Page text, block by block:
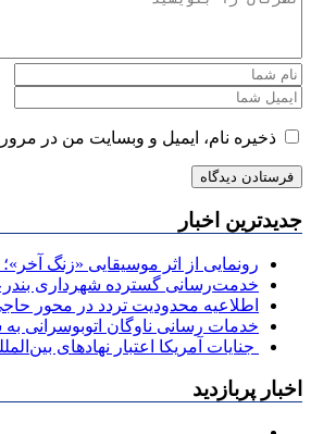
ذخیره نام، ایمیل و وبسایت من در
جدیدترین اخبار
رونمایی از اثر موسیقایی «زنگ
خدمت‌رسانی گسترده شهرداری
اطلاعیه محدودیت تردد در محور
خدمات رسانی ناوگان اتوبوسرانی به شهروندان در
جنایات آمریکا اعتبار نهادهای
اخبار پربازدید